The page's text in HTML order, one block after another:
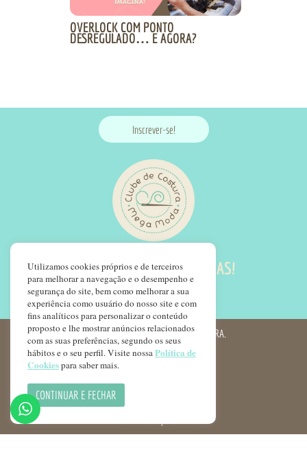
OVERLOCK COM PONTO
DESREGULADO… E AGORA?
Inscrever-se!
SIGA NOSSAS REDES SOCIAS!
© COPYRIGHT 2022 - CLUBE DE COSTURA.
FAQ LGPD
Utilizamos cookies próprios e de terceiros
para melhorar a navegação e o desempenho e
segurança do site, bem como melhorar a sua
experiência como usuário do nosso site e com
fins analíticos para personalizar o conteúdo
proposto e lhe mostrar anúncios relacionados
com as suas preferências, segundo os seus
hábitos e o seu perfil. Visite nossaPolítica de
Cookiespara saber mais.
CONTINUAR E FECHAR